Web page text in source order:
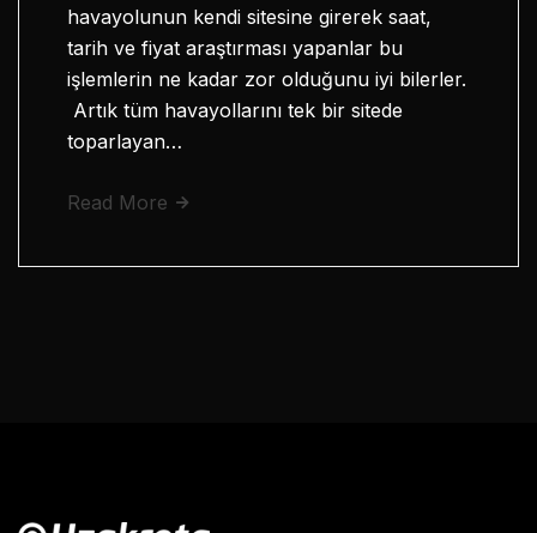
havayolunun kendi sitesine girerek saat,
tarih ve fiyat araştırması yapanlar bu
işlemlerin ne kadar zor olduğunu iyi bilerler.
Artık tüm havayollarını tek bir sitede
toparlayan…
Read More